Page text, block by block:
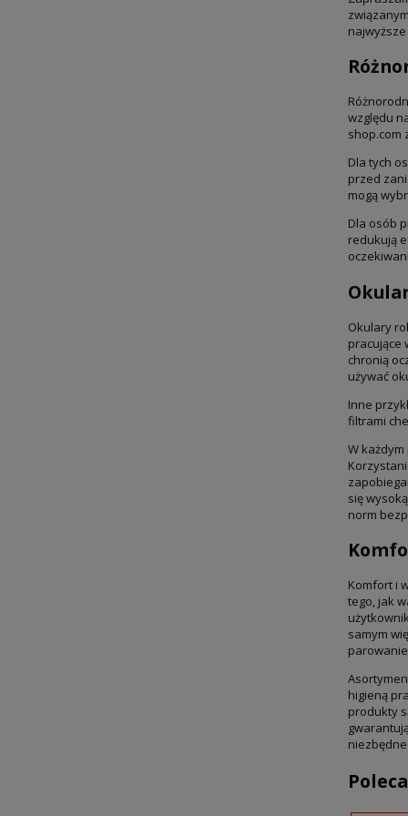
względu
shop.com
Dla tych
przed
mogą
Dla osób
redukują
Okulary
pracujące
chronią
używać
Inne
filtrami
W
się
norm
Komfort i
tego, jak
samym
higieną
produkty